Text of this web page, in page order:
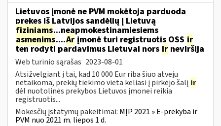
Lietuvos įmonė ne PVM mokėtoja parduoda
prekes iš Latvijos sandėlių į Lietuvą
fiziniams...neapmokestinamiesiems
asmenims....Ar įmonė turi registruotis OSS ir
ten rodyti pardavimus Lietuvai nors ir neviršija
Web turinio sąrašas 2023-08-01
Atsižvelgiant į tai, kad 10 000 Eur riba šiuo atveju
netaikoma, prekių tiekimo vieta keliasi į pirkėjo šalį ir
dėl nuotolinės prekybos Lietuvos įmonei reikia
registruotis...
Mokesčių įstatymų pakeitimai: MĮP 2021 » E-prekyba ir
PVM nuo 2021 m. liepos 1 d.